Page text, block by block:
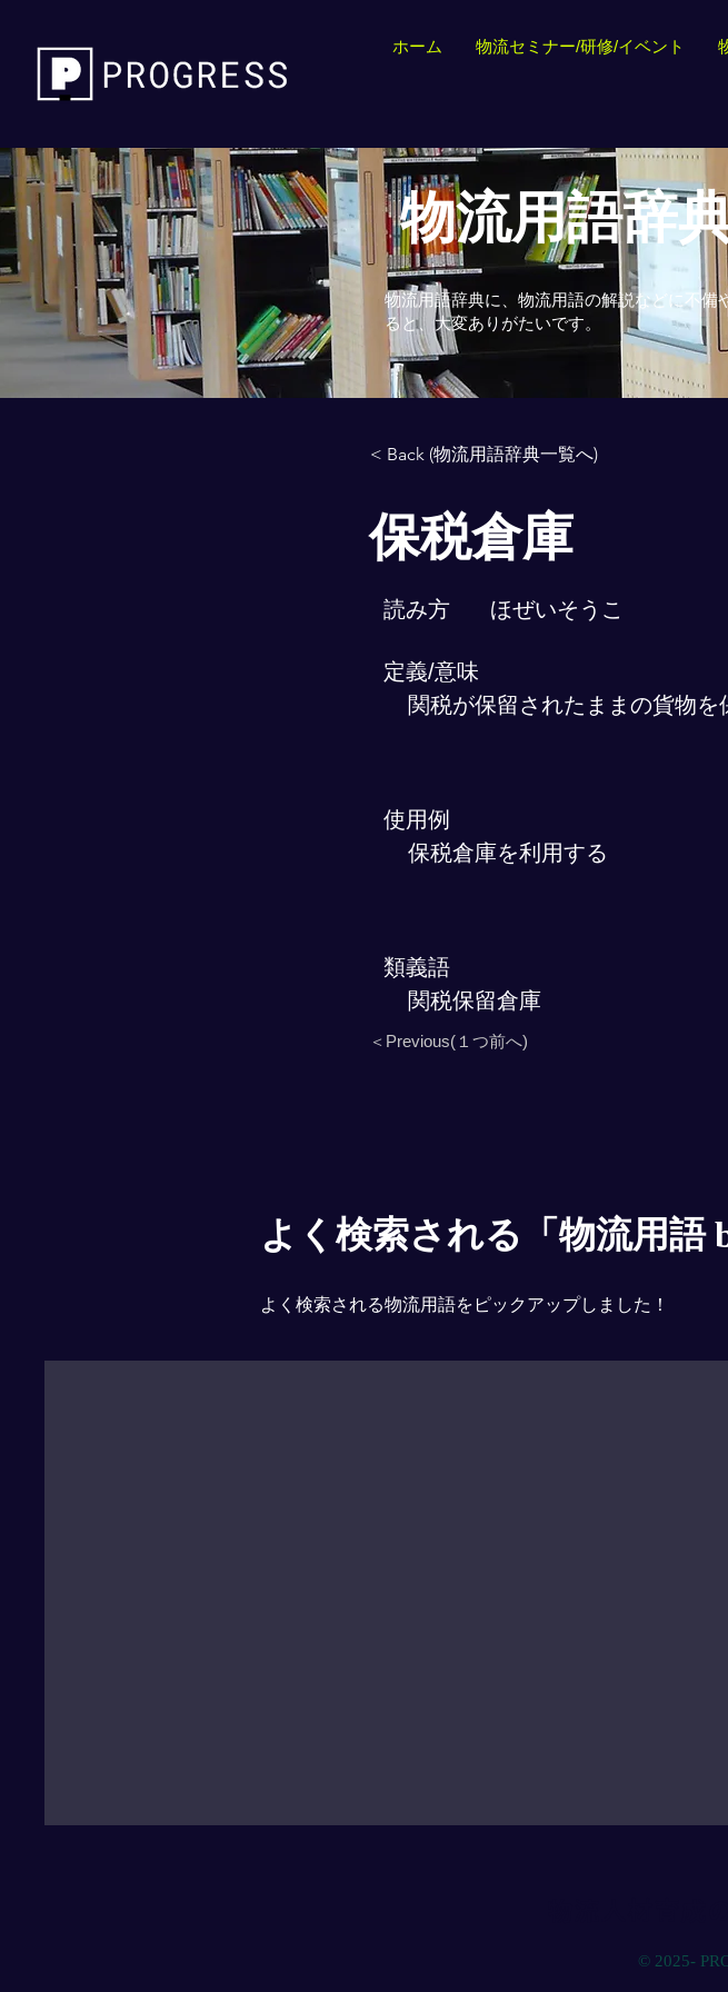
ホーム 物流セミナー/研修/イベント
物流用語辞
物流用語辞典に、物流用語の解説などに不備
ると、大変ありがたいです。
< Back (物流用語辞典一覧へ)
保税倉庫
読み方 ほぜいそうこ
定義/意味
関税が保留されたままの貨物を
使用例
保税倉庫を利用する
類義語
関税保留倉庫
＜Previous(１つ前へ)
よく検索される「物流用語
よく検索される物流用語をピックアップしました！
© 2025-